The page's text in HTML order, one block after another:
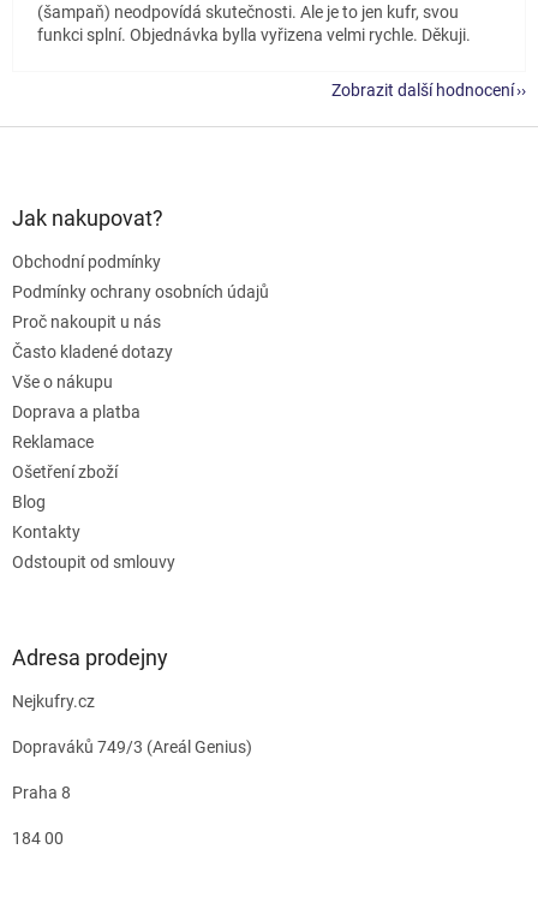
(šampaň) neodpovídá skutečnosti. Ale je to jen kufr, svou
funkci splní. Objednávka bylla vyřizena velmi rychle. Děkuji.
Zobrazit další hodnocení
Jak nakupovat?
Obchodní podmínky
Podmínky ochrany osobních údajů
Proč nakoupit u nás
Často kladené dotazy
Vše o nákupu
Doprava a platba
Reklamace
Ošetření zboží
Blog
Kontakty
Odstoupit od smlouvy
Adresa prodejny
Nejkufry.cz
Dopraváků 749/3 (Areál Genius)
Praha 8
184 00